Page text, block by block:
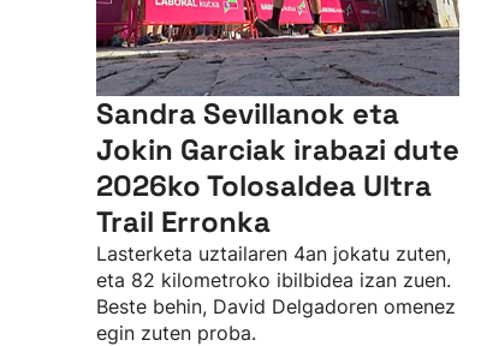
Sandra Sevillanok eta
Jokin Garciak irabazi dute
2026ko Tolosaldea Ultra
Trail Erronka
Lasterketa uztailaren 4an jokatu zuten,
eta 82 kilometroko ibilbidea izan zuen.
Beste behin, David Delgadoren omenez
egin zuten proba.